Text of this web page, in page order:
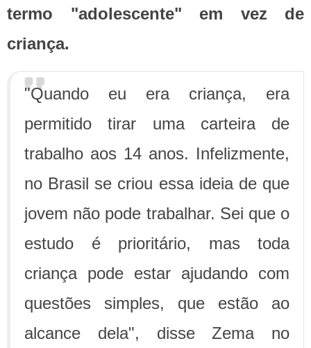
termo "adolescente" em vez de
criança.
"Quando eu era criança, era
permitido tirar uma carteira de
trabalho aos 14 anos. Infelizmente,
no Brasil se criou essa ideia de que
jovem não pode trabalhar. Sei que o
estudo é prioritário, mas toda
criança pode estar ajudando com
questões simples, que estão ao
alcance dela", disse Zema no